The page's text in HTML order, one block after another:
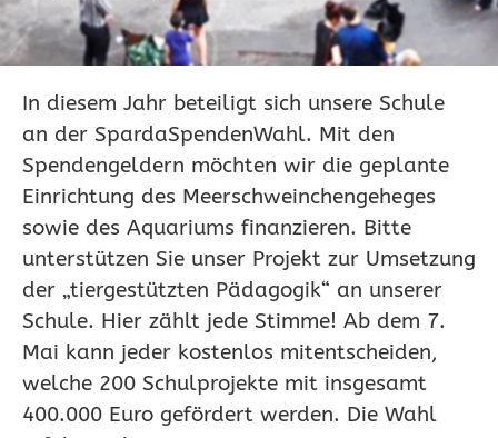
In diesem Jahr beteiligt sich unsere Schule
an der SpardaSpendenWahl. Mit den
Spendengeldern möchten wir die geplante
Einrichtung des Meerschweinchengeheges
sowie des Aquariums finanzieren. Bitte
unterstützen Sie unser Projekt zur Umsetzung
der „tiergestützten Pädagogik“ an unserer
Schule. Hier zählt jede Stimme! Ab dem 7.
Mai kann jeder kostenlos mitentscheiden,
welche 200 Schulprojekte mit insgesamt
400.000 Euro gefördert werden. Die Wahl